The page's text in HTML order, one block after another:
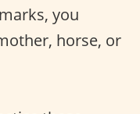
you
horse, or